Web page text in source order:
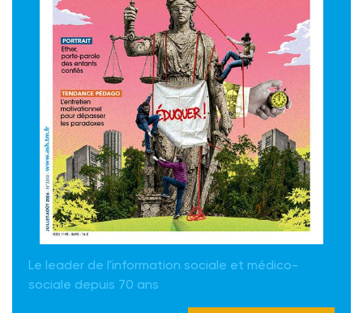
Le leader de l'information sociale et médico-
sociale depuis 70 ans